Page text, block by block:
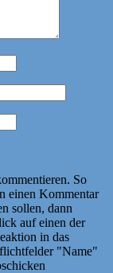
So
einen Kommentar
sollen, dann
auf einen der
in das
"Name"